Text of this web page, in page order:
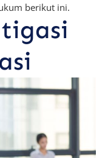
berikut ini.